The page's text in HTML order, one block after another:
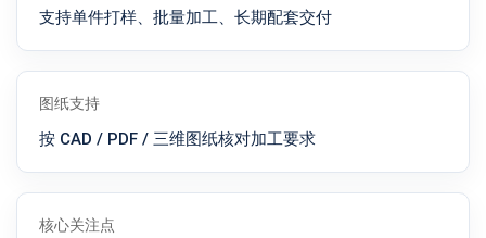
支持单件打样、批量加工、长期配套交付
图纸支持
按 CAD / PDF / 三维图纸核对加工要求
核心关注点